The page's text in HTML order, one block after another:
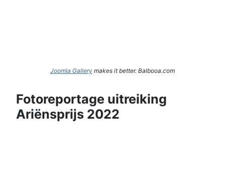
Joomla Gallery makes it better. Balbooa.com
Fotoreportage uitreiking
Ariënsprijs 2022